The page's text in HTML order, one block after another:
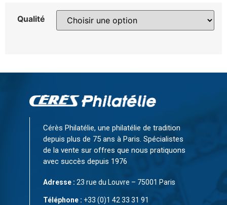
Qualité
Cérès Philatélie, une philatélie de tradition
depuis plus de 75 ans à Paris. Spécialistes
de la vente sur offres que nous pratiquons
avec succès depuis 1976
Adresse : 23 rue du Louvre – 75001 Paris
Téléphone : +33 (0)1 42 33 31 91